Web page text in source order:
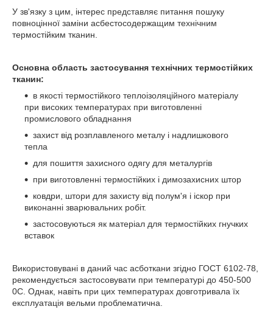
У зв'язку з цим, інтерес представляє питання пошуку
повноцінної заміни асбестосодержащим технічним
термостійким тканин.
Основна область застосування технічних термостійких
тканин:
в якості термостійкого теплоізоляційного матеріалу
при високих температурах при виготовленні
промислового обладнання
захист від розплавленого металу і надлишкового
тепла
для пошиття захисного одягу для металургів
при виготовленні термостійких і димозахисних штор
ковдри, штори для захисту від полум'я і іскор при
виконанні зварювальних робіт.
застосовуються як матеріал для термостійких гнучких
вставок
Використовувані в даний час асботкани згідно ГОСТ 6102-78,
рекомендується застосовувати при температурі до 450-500
0С. Однак, навіть при цих температурах довготривала їх
експлуатація вельми проблематична.